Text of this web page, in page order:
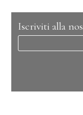
Iscriviti alla